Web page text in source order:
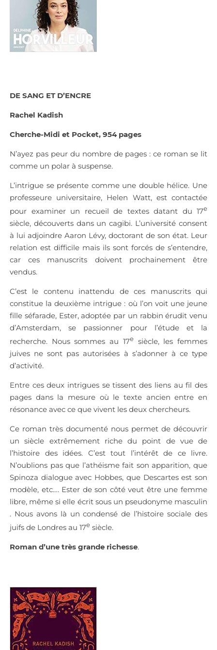
DE SANG ET D’ENCRE
Rachel Kadish
Cherche-Midi et Pocket, 954 pages
N’ayez pas peur du nombre de pages : ce roman se lit
comme un polar à suspense.
L’intrigue se présente comme une double hélice. Une
professeure universitaire, Helen Watt, est contactée
pour examiner un recueil de textes datant du 17e
siècle, découverts dans un cagibi. L’université consent
à lui adjoindre Aaron Lévy, doctorant de son état. Leur
relation est difficile mais ils sont forcés de s’entendre,
car ces manuscrits doivent prochainement être
vendus.
C’est le contenu inattendu de ces manuscrits qui
constitue la deuxième intrigue : où l’on voit une jeune
fille séfarade, Ester, adoptée par un rabbin érudit venu
d’Amsterdam, se passionner pour l’étude et la
recherche. Nous sommes au 17esiècle, les femmes
juives ne sont pas autorisées à s’adonner à ce type
d’activité.
Entre ces deux intrigues se tissent des liens au fil des
pages dans la mesure où le texte ancien entre en
résonance avec ce que vivent les deux chercheurs.
Ce roman très documenté nous permet de découvrir
un siècle extrêmement riche du point de vue de
l’histoire des idées. C’est tout l’intérêt de ce livre.
N’oublions pas que l’athéisme fait son apparition, que
Spinoza dialogue avec Hobbes, que Descartes est son
modèle, etc…. Ester de son côté veut être une femme
libre, même si elle écrit sous un pseudonyme masculin
. Nous avons là un condensé de l’histoire sociale des
juifs de Londres au 17e siècle.
Roman d’une très grande richesse.